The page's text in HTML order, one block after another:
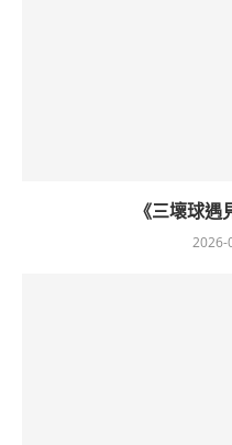
《三壞球遇
2026-